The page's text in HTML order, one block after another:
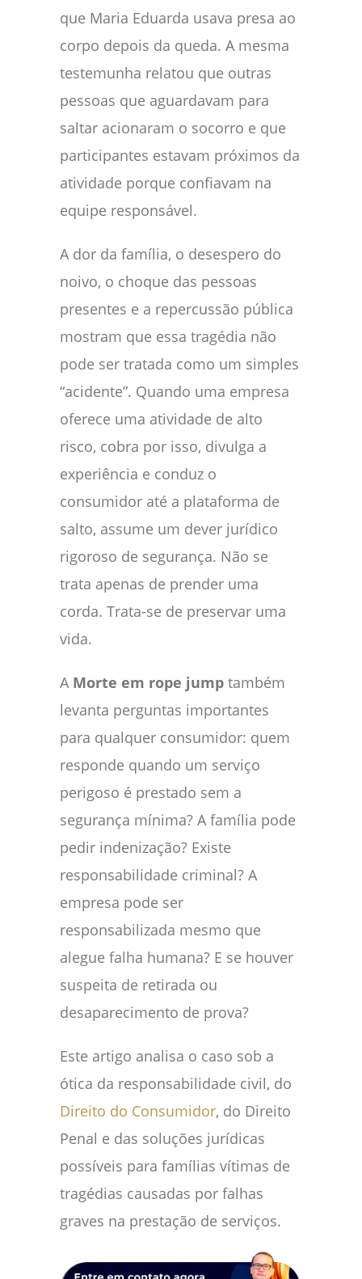
que Maria Eduarda usava presa ao
corpo depois da queda. A mesma
testemunha relatou que outras
pessoas que aguardavam para
saltar acionaram o socorro e que
participantes estavam próximos da
atividade porque confiavam na
equipe responsável.
A dor da família, o desespero do
noivo, o choque das pessoas
presentes e a repercussão pública
mostram que essa tragédia não
pode ser tratada como um simples
“acidente”. Quando uma empresa
oferece uma atividade de alto
risco, cobra por isso, divulga a
experiência e conduz o
consumidor até a plataforma de
salto, assume um dever jurídico
rigoroso de segurança. Não se
trata apenas de prender uma
corda. Trata-se de preservar uma
vida.
A Morte em rope jump também
levanta perguntas importantes
para qualquer consumidor: quem
responde quando um serviço
perigoso é prestado sem a
segurança mínima? A família pode
pedir indenização? Existe
responsabilidade criminal? A
empresa pode ser
responsabilizada mesmo que
alegue falha humana? E se houver
suspeita de retirada ou
desaparecimento de prova?
Este artigo analisa o caso sob a
ótica da responsabilidade civil, do
Direito do Consumidor, do Direito
Penal e das soluções jurídicas
possíveis para famílias vítimas de
tragédias causadas por falhas
graves na prestação de serviços.